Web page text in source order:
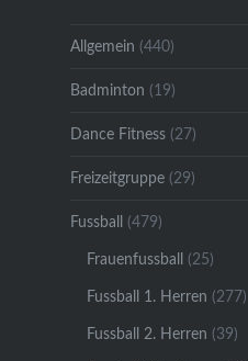
Allgemein (440)
Badminton (19)
Dance Fitness(27)
Freizeitgruppe(29)
Fussball (479)
Frauenfussball (25)
Fussball 1. Herren (277)
Fussball 2. Herren (39)